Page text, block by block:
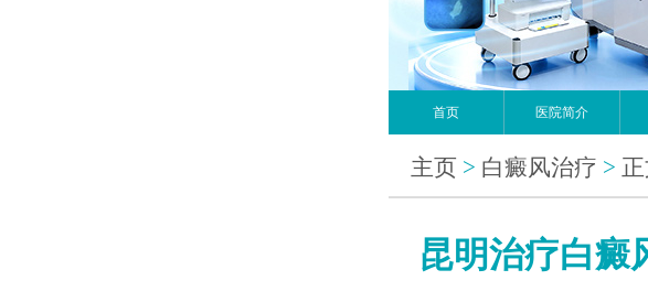
首页 医院简介
主页 > 白癜风治疗 >
昆明治疗白癜